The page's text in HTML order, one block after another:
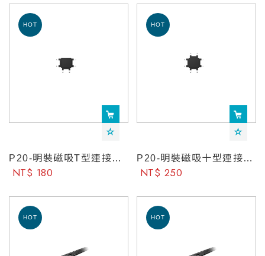
P20-明裝磁吸T型連接件-YeelightPro
NT$ 180
P20-明裝磁吸十型連接件-YeelightPro
NT$ 250